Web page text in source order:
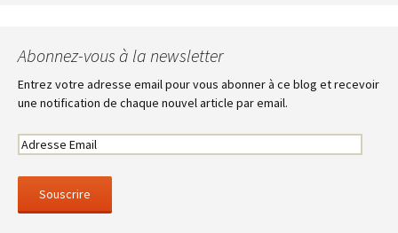
Abonnez-vous à la newsletter
Entrez votre adresse email pour vous abonner à ce blog et recevoir
une notification de chaque nouvel article par email.